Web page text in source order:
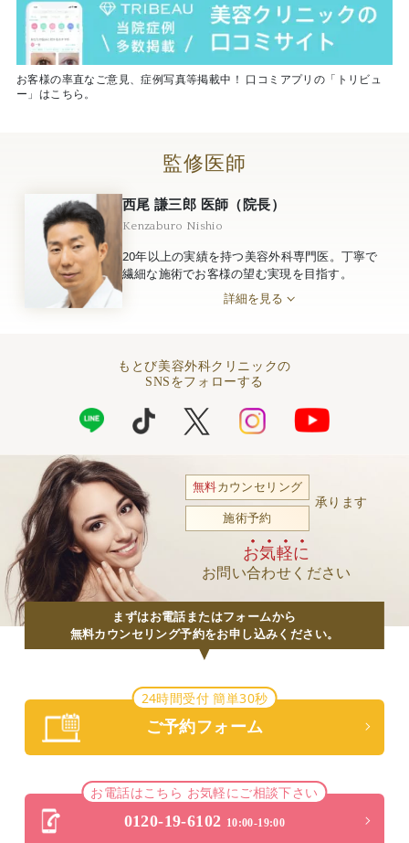
お客様の率直なご意見、症例写真等掲載中！ 口コミアプリの「トリビュ
ー」はこちら。
監修医師
西尾 謙三郎 医師（院長）
Kenzaburo Nishio
20年以上の実績を持つ美容外科専門医。丁寧で
繊細な施術でお客様の望む実現を目指す。
詳細を見る
もとび美容外科クリニックの
SNSをフォローする
無料カウンセリング
施術予約
承ります
お気軽に
お問い合わせください
まずはお電話またはフォームから
無料カウンセリング予約をお申し込みください。
24時間受付 簡単30秒
ご予約フォーム
お電話はこちら お気軽にご相談下さい
0120-19-6102 10:00-19:00